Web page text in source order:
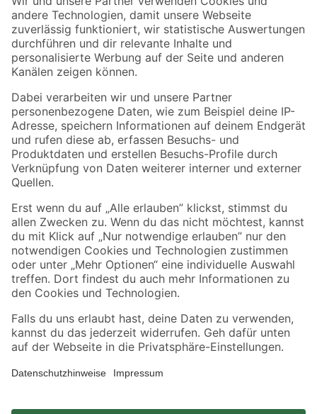
Folge uns
Zahlungsarten Versandarten
Sicher einkaufen
Jetzt die toom-App herunterladen
Alle Preisangaben in EUR inkl. gesetzl. MwSt.. Die dargestellten Angebote sind unter
Umständen nicht in allen Märkten verfügbar. Die angegebenen Verfügbarkeiten beziehen
sich auf den unter "Mein Markt" ausgewählten toom Baumarkt. Alle Angebote und
*Paketversand ab 59 € versandkostenfrei, gilt nicht für Artikel mit Speditionsversand, hier
fallen zusätzliche Versandkosten an.